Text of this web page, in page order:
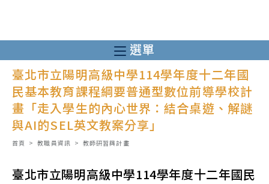
至
主
選單
臺北市立陽明高級中學114學年度十二年國
民基本教育課程綱要普通型數位前導學校計
畫「走入學生的內心世界：結合桌遊、解謎
與AI的SEL英文教案分享」
首頁 > 教職員資訊 > 教師研習與計畫
臺北市立陽明高級中學114學年度十二年國民